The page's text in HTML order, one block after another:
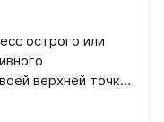
острого или
верхней точке